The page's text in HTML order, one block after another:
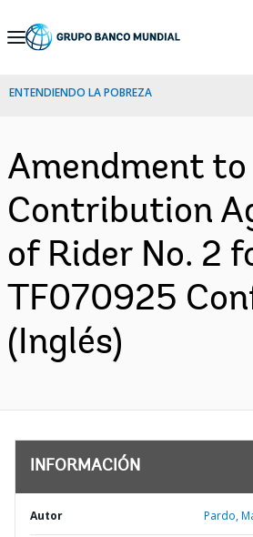
Skip
Navigation
ENTENDIENDO LA POBREZA
Amendment to
Contribution
of Rider No. 2
TF070925
(Inglés)
INFORMACIÓN
Autor Pardo,